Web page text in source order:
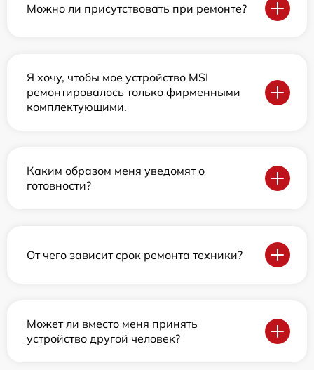
Можно ли присутствовать при ремонте?
Я хочу, чтобы мое устройство MSI
ремонтировалось только фирменными
комплектующими.
Каким образом меня уведомят о
готовности?
От чего зависит срок ремонта техники?
Может ли вместо меня принять
устройство другой человек?